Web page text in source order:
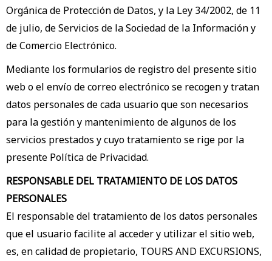
Orgánica de Protección de Datos, y la Ley 34/2002, de 11
de julio, de Servicios de la Sociedad de la Información y
de Comercio Electrónico.
Mediante los formularios de registro del presente sitio
web o el envío de correo electrónico se recogen y tratan
datos personales de cada usuario que son necesarios
para la gestión y mantenimiento de algunos de los
servicios prestados y cuyo tratamiento se rige por la
presente Política de Privacidad.
RESPONSABLE DEL TRATAMIENTO DE LOS DATOS
PERSONALES
El responsable del tratamiento de los datos personales
que el usuario facilite al acceder y utilizar el sitio web,
es, en calidad de propietario, TOURS AND EXCURSIONS,